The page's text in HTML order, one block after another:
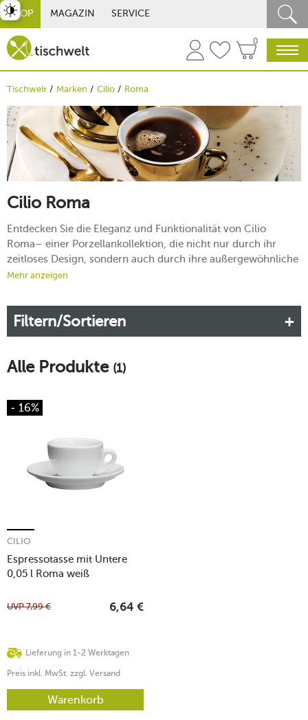
SHOP MAGAZIN SERVICE
0
Tischwelt Marken Cilio Roma
Cilio Roma
Entdecken Sie die Eleganz und Funktionalität von Cilio
Roma– einer Porzellankollektion, die nicht nur durch ihr
zeitloses Design, sondern auch durch ihre außergewöhnliche
Qualität besticht. Jedes Stück spiegelt die Essenz des
Ewigen Stadt in Ihr Zuhause. Mit Cilio Roma erleben Sie
Kaffeegenuss wie am Piazza Navona in Rom und das, ohne
vom heimischen Küchentisch aufstehen zu müssen.
Mehr anzeigen
Filtern/Sortieren
Alle Produkte (1)
- 16%
Espressotasse mit Untere
0,05 l Roma weiß
CILIO
Lieferung in 1-2 Werktagen
UVP7,99 € 6,64 €
Preis inkl. MwSt. zzgl. Versand
Warenkorb
umschalten